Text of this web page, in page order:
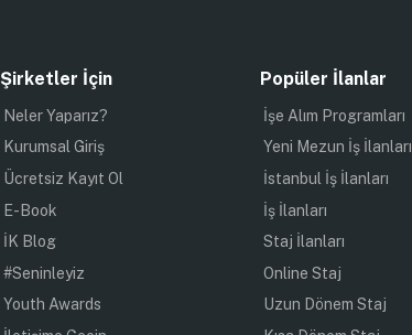
Şirketler İçin
Neler Yaparız?
Kurumsal Giriş
Ücretsiz Kayıt Ol
E-Book
İK Blog
#Seninleyiz
Youth Awards
Popüler İlanlar
İşe Alım Programları
Yeni Mezun İş İlanları
İstanbul İş İlanları
İş İlanları
Staj İlanları
Online Staj
Uzun Dönem Staj